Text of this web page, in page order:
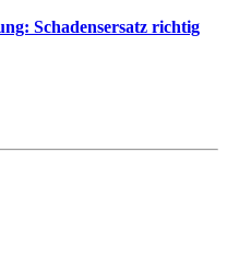
Schadensersatz richtig